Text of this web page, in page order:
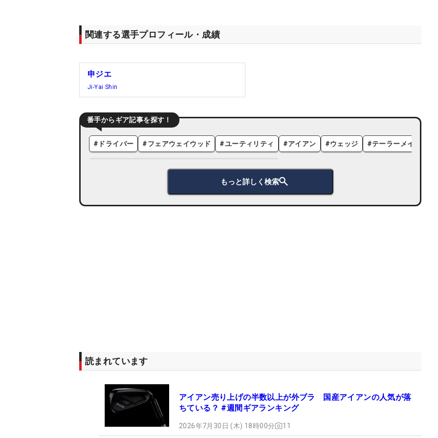
関連する選手プロフィール・成績
申ジエ
Ji-Yai Shin
番手からギア記事を探す！
# ドライバー #フェアウェイウッド #ユーティリティ #アイアン #ウェッジ #テーラーメイド
もっと詳しく検索
読まれています
アイアン売り上げの半数以上が外ブラ 国産アイアンの人気が落
ちている？ #週間ギアランキング
2026年7月30日 (木) 18時00分 11